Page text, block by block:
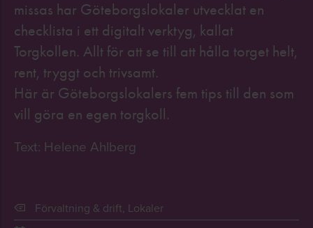
missas har Göteborgslokaler utvecklat en
checklista i ett digitalt verktyg, kallat
Torgkollen. Allt för att se till att hålla torget helt,
rent, tryggt och trivsamt.
Här är Göteborgslokalers fem tips till den som
vill göra en egen torgkoll.
Text: Helene Ahlberg
Förvaltning & drift, Lokaler